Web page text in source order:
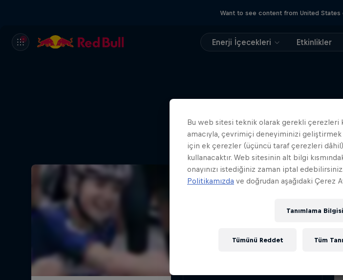
Want to see content from United States
Enerji İçecekleri Etkinlikler
Benzer
Bu web sitesi teknik olarak gerekli çerezleri
amacıyla, çevrimiçi deneyiminizi geliştirmek
için ek çerezler (üçüncü taraf çerezleri
kullanacaktır. Web sitesinin alt bilgi
onayınızı istediğiniz zaman iptal
Politikamızda ve doğrudan aşağıdaki Çerez
Tanımlama
Tümünü Reddet Tüm